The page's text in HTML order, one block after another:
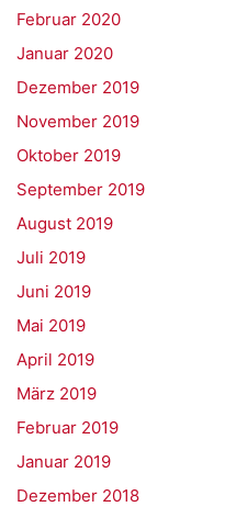
Februar 2020
Januar 2020
Dezember 2019
November 2019
Oktober 2019
September 2019
August 2019
Juli 2019
Juni 2019
Mai 2019
April 2019
März 2019
Februar 2019
Januar 2019
Dezember 2018